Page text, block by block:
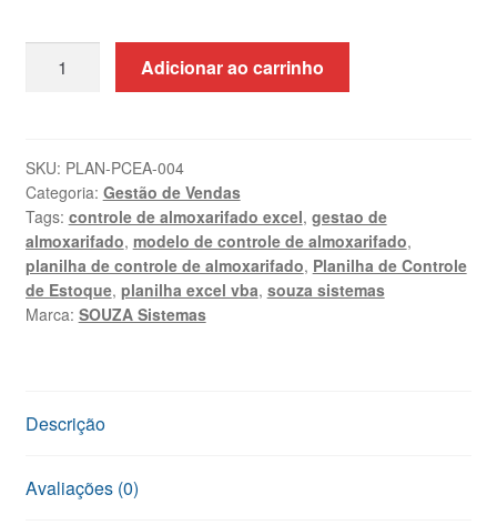
Estoque
e
Almoxarifado
Excel
quantidade
Adicionar ao carrinho
SKU: PLAN-PCEA-004
Categoria: Gestão de Vendas
Tags: controle de almoxarifado excel, gestao de
almoxarifado, modelo de controle de almoxarifado,
planilha de controle de almoxarifado, Planilha de Controle
de Estoque, planilha excel vba, souza sistemas
Marca: SOUZA Sistemas
Descrição
Avaliações (0)